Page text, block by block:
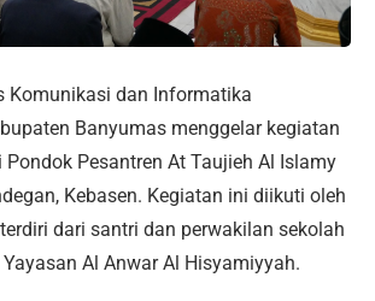
Komunikasi dan Informatika
Banyumas menggelar kegiatan
Pesantren At Taujieh Al Islamy
Kebasen. Kegiatan ini diikuti oleh
dari santri dan perwakilan sekolah
Al Anwar Al Hisyamiyyah.